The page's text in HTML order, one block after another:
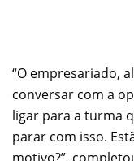
“O empresariado,
conversar com a
ligar para a turma
parar com isso.
motivo?”,